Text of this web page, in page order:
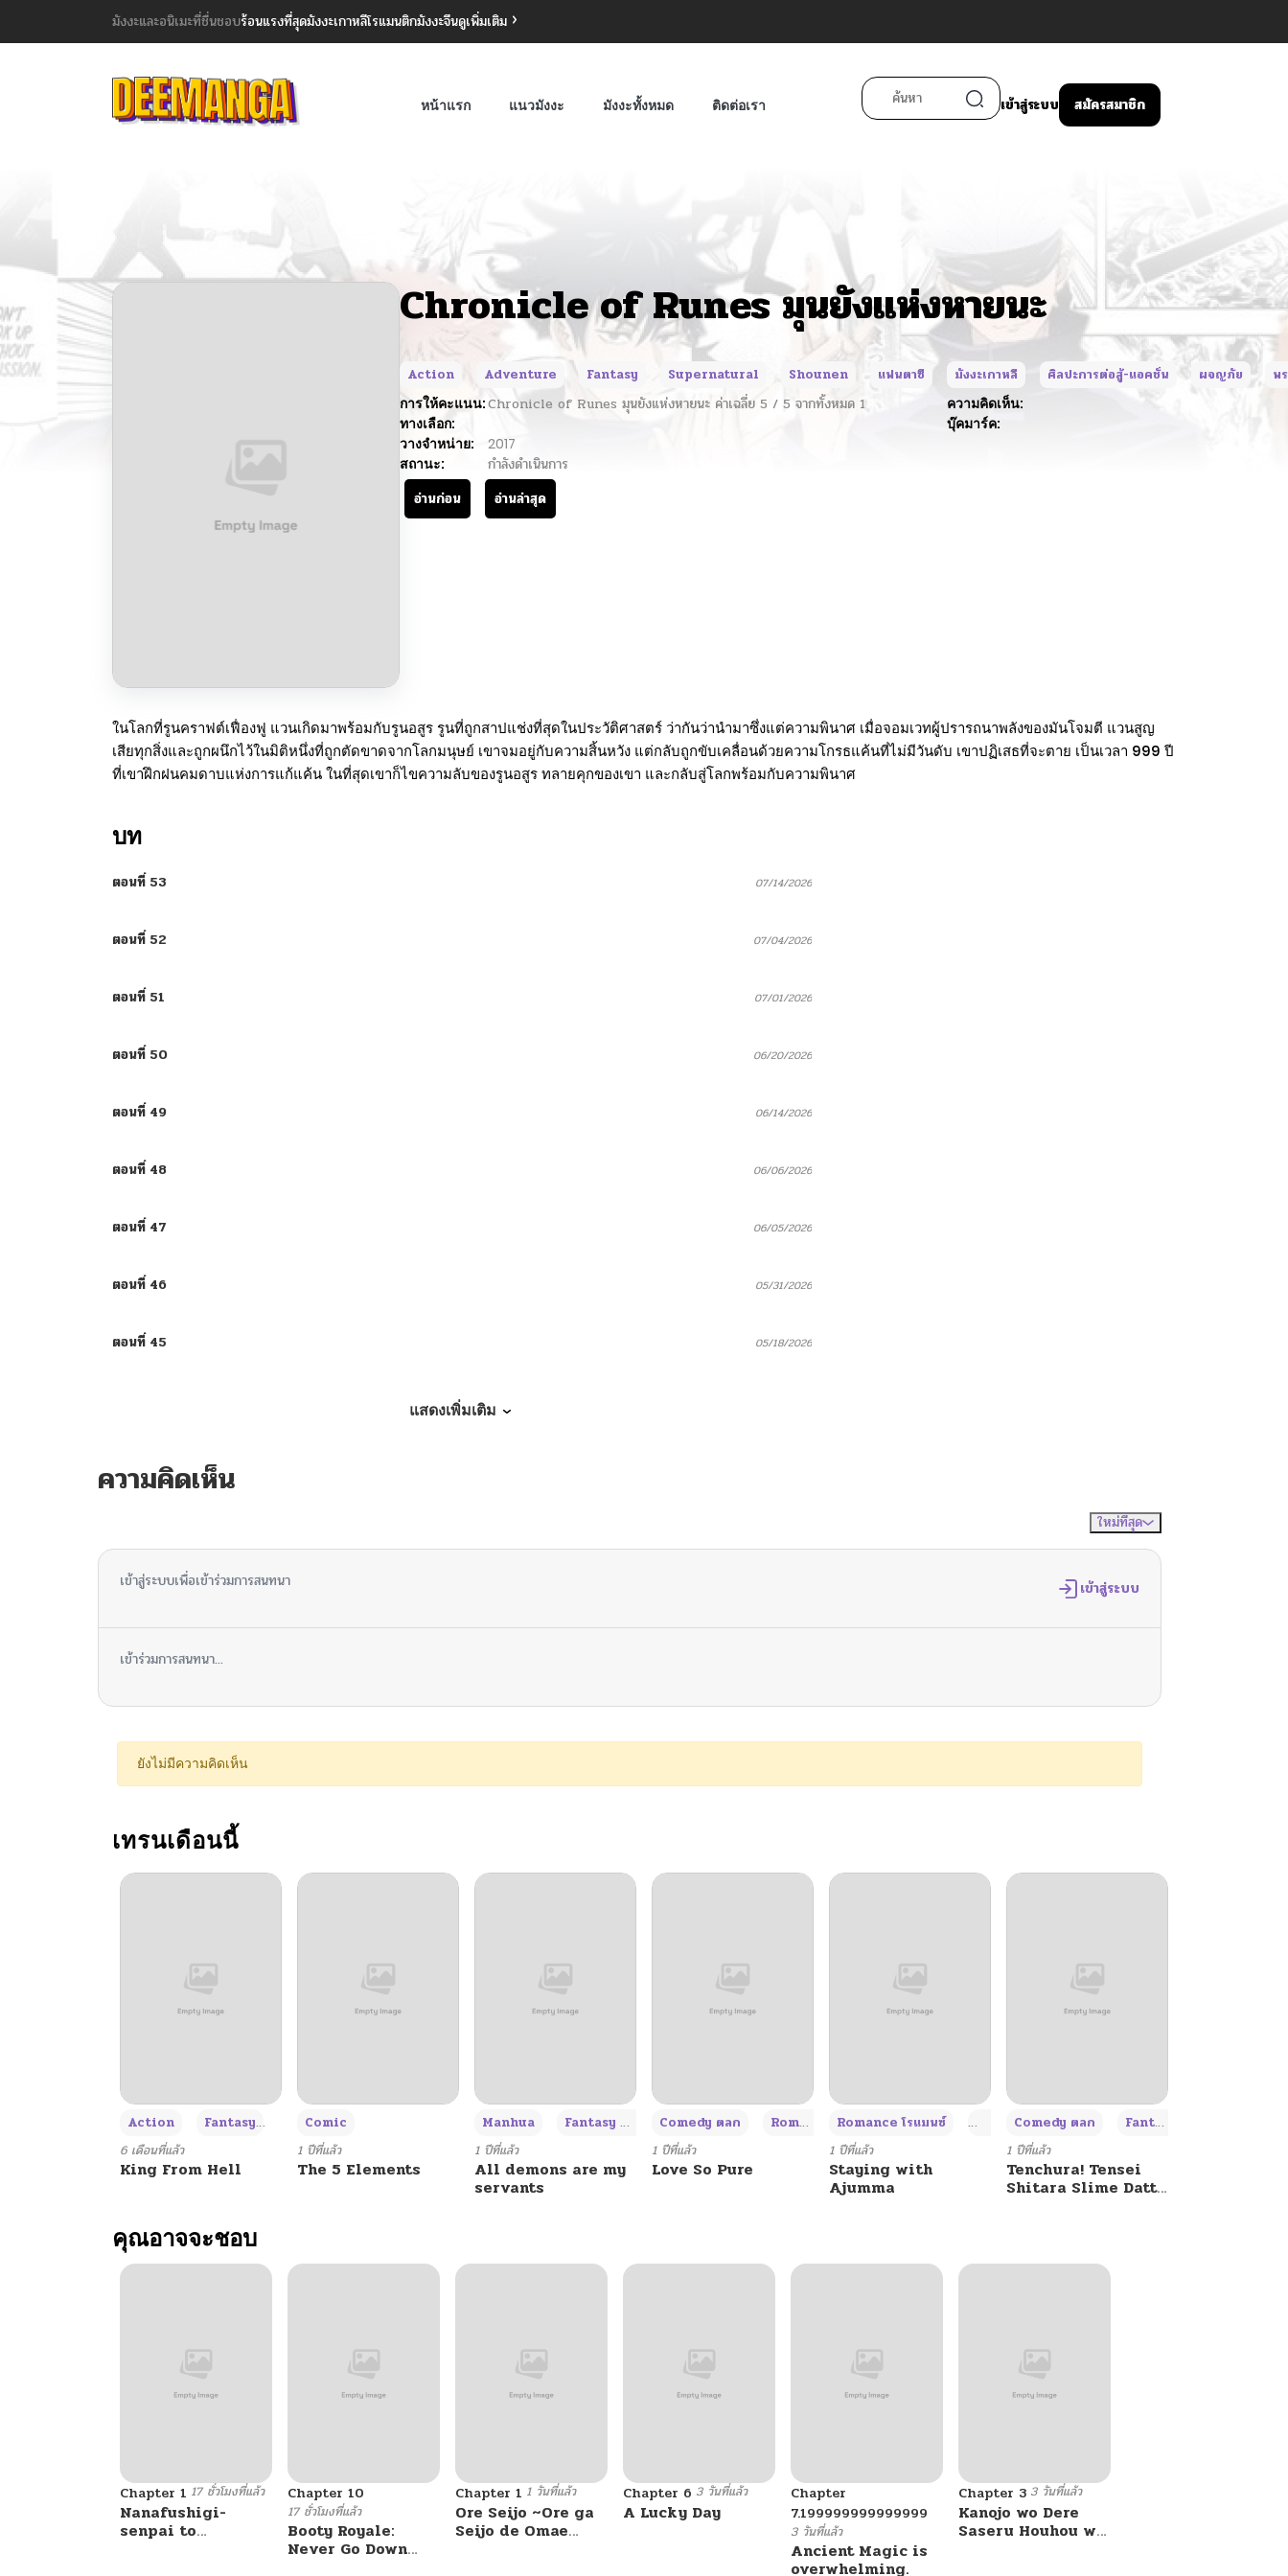
มังงะและอนิเมะที่ชื่นชอบร้อนแรงที่สุดมังงะเกาหลีโรแมนติกมังงะจีนดูเพิ่มเติม
หน้าแรก แนวมังงะ มังงะทั้งหมด ติดต่อเรา เข้าสู่ระบบ สมัครสมาชิก
Chronicle of Runes มุนยังแห่งหายนะ
Action Adventure Fantasy Supernatural Shounen แฟนตาซี มังงะเกาหลี ศิลปะการต่อสู้-แอคชั่น ผจญภัย
พ
การให้คะแนน:Chronicle of Runes มุนยังแห่งหายนะ ค่าเฉลี่ย 5 / 5 จากทั้งหมด 1
ความคิดเห็น:
ทางเลือก:
บุ๊คมาร์ค:
วางจำหน่าย:
2017
สถานะ:
กำลังดำเนินการ
อ่านก่อน
อ่านล่าสุด
ในโลกที่รูนคราฟต์เฟื่องฟู แวนเกิดมาพร้อมกับรูนอสูร รูนที่ถูกสาปแช่งที่สุดในประวัติศาสตร์ ว่ากันว่านำมาซึ่งแต่ความพินาศ เมื่อจอมเวทผู้ปรารถนาพลังของมันโจมตี แวนสูญ
เสียทุกสิ่งและถูกผนึกไว้ในมิติหนึ่งที่ถูกตัดขาดจากโลกมนุษย์ เขาจมอยู่กับความสิ้นหวัง แต่กลับถูกขับเคลื่อนด้วยความโกรธแค้นที่ไม่มีวันดับ เขาปฏิเสธที่จะตาย เป็นเวลา 999 ปี
ที่เขาฝึกฝนคมดาบแห่งการแก้แค้น ในที่สุดเขาก็ไขความลับของรูนอสูร ทลายคุกของเขา และกลับสู่โลกพร้อมกับความพินาศ
บท
ตอนที่ 53 07/14/2026
ตอนที่ 52 07/04/2026
ตอนที่ 51 07/01/2026
ตอนที่ 50 06/20/2026
ตอนที่ 49 06/14/2026
ตอนที่ 48 06/06/2026
ตอนที่ 47 06/05/2026
ตอนที่ 46 05/31/2026
ตอนที่ 45 05/18/2026
ตอนที่ 41
ตอนที่ 40 05/11/2026
ตอนที่ 38 05/11/2026
ตอนที่ 32
ตอนที่ 31
ตอนที่ 29 05/11/2026
ตอนที่ 25 05/20/2026
05/11/2026
แสดงเพิ่มเติม
ความคิดเห็น
ใหม่ที่สุด
เข้าสู่ระบบเพื่อเข้าร่วมการสนทนา เข้าสู่ระบบ
เข้าร่วมการสนทนา...
ยังไม่มีความคิดเห็น
เทรนเดือนนี้
Action Fantasy
6 เดือนที่แล้ว
King From Hell
Comic
1 ปีที่แล้ว
The 5 Elements
Manhua Fantasy แฟนตาซี +3
1 ปีที่แล้ว
All demons are my
servants
Comedy ตลก Romance โรแมนซ์ +4
1 ปีที่แล้ว
Love So Pure
Romance โรแมนซ์ Adult ผู้ใหญ่ +4
1 ปีที่แล้ว
Staying with
Ajumma
Comedy ตลก Fantasy แฟนตาซี
1 ปีที่แล้ว
Tenchura! Tensei
Shitara Slime Datta
คุณอาจจะชอบ
Chapter 1 17 ชั่วโมงที่แล้ว
Nanafushigi-
senpai to
Chapter 10
17 ชั่วโมงที่แล้ว
Booty Royale:
Never Go Down
Chapter 1 1 วันที่แล้ว
Ore Seijo ~Ore ga
Seijo de Omae
Chapter 6 3 วันที่แล้ว
A Lucky Day
Chapter
7.199999999999999
3 วันที่แล้ว
Ancient Magic is
overwhelming.
Chapter 3 3 วันที่แล้ว
Kanojo wo Dere
Saseru Houhou wo,